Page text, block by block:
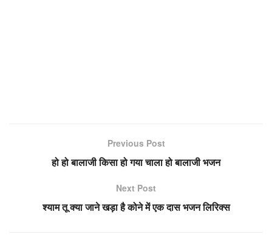
Previous Post
हो हो बालाजी किसा हो गया चाला हो बालाजी भजन
Next Post
श्याम तू क्या जाने खड़ा है कोने में एक दास भजन लिरिक्स